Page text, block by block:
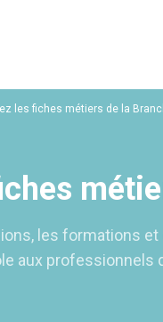
les fiches métiers de la
les formations
aux